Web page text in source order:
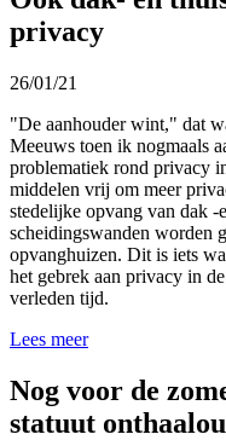
privacy
26/01/21
"De aanhouder wint," dat
Meeuws toen ik nogmaals
problematiek rond privacy
middelen vrij om meer
stedelijke opvang van dak -
scheidingswanden worden
opvanghuizen. Dit is iets
het gebrek aan privacy in
verleden tijd.
Lees meer
Nog voor de
statuut